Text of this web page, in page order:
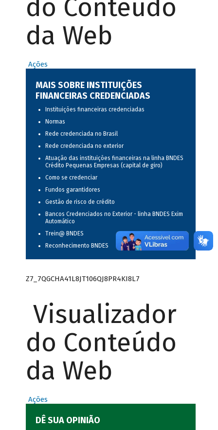
do Conteúdo
da Web
Ações
MAIS SOBRE INSTITUIÇÕES
FINANCEIRAS CREDENCIADAS
Instituições financeiras credenciadas
Normas
Rede credenciada no Brasil
Rede credenciada no exterior
Atuação das instituições financeiras na linha BNDES
Crédito Pequenas Empresas (capital de giro)
Como se credenciar
Fundos garantidores
Gestão de risco de crédito
Bancos Credenciados no Exterior - linha BNDES Exim
Automático
Trein@ BNDES
Reconhecimento BNDES
Z7_7QGCHA41L8JT106QJ8PR4KI8L7
Visualizador
do Conteúdo
da Web
Ações
DÊ SUA OPINIÃO